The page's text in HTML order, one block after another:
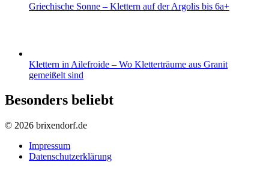
Griechische Sonne – Klettern auf der Argolis bis 6a+
Klettern in Ailefroide – Wo Kletterträume aus Granit
gemeißelt sind
Besonders beliebt
© 2026 brixendorf.de
Impressum
Datenschutzerklärung